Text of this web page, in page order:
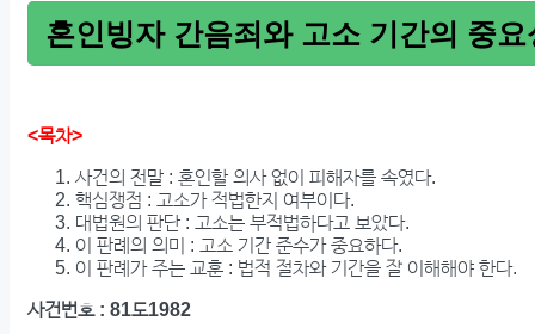
혼인빙자 간음죄와 고소 기간의 중요
<목차>
사건의 전말 : 혼인할 의사 없이 피해자를 속였다.
핵심쟁점 : 고소가 적법한지 여부이다.
대법원의 판단 : 고소는 부적법하다고 보았다.
이 판례의 의미 : 고소 기간 준수가 중요하다.
이 판례가 주는 교훈 : 법적 절차와 기간을 잘 이해해야 한다.
사건번호 : 81도1982